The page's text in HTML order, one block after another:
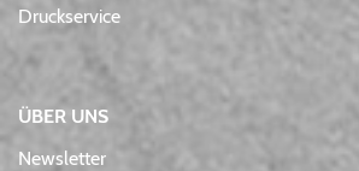
Druckservice
ÜBER UNS
Newsletter